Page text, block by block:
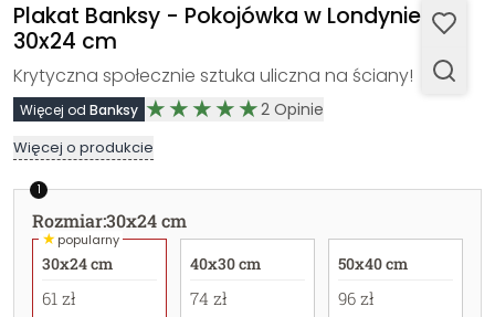
Plakat Banksy - Pokojówka w Londynie -
30x24 cm
Krytyczna społecznie sztuka uliczna na ściany!
Więcej od Banksy 2 Opinie
Więcej o produkcie
1
Rozmiar:30x24 cm
★popularny
30x24 cm
61 zł
40x30 cm
74 zł
50x40 cm
96 zł